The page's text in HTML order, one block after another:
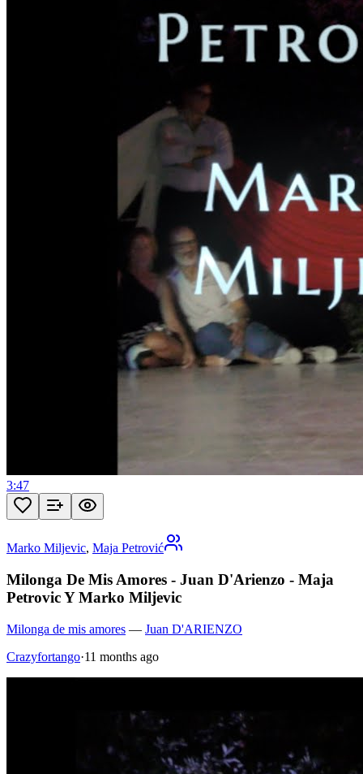
3:47
Marko Miljevic, Maja Petrović
Milonga De Mis Amores - Juan D'Arienzo - Maja
Petrovic Y Marko Miljevic
Milonga de mis amores — Juan D'ARIENZO
Crazyfortango·11 months ago